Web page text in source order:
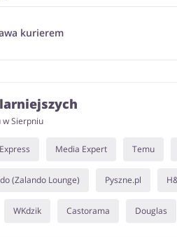
kurierem
Sierpniu
Media Expert Temu
(Zalando Lounge) Pyszne.pl
WKdzik Castorama Douglas